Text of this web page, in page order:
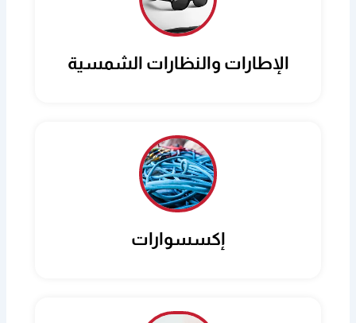
الإطارات والنظارات الشمسية
إكسسوارات